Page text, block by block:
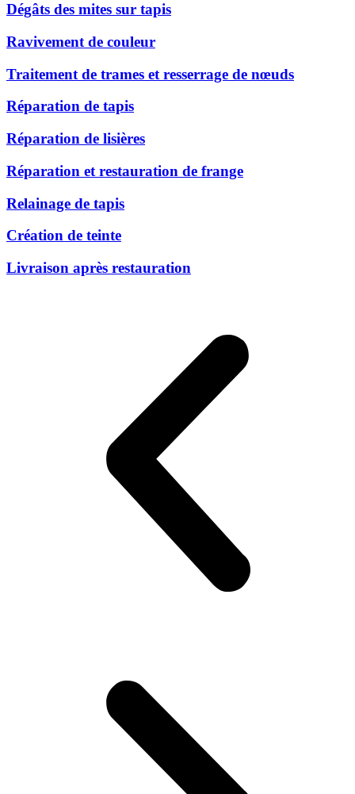
Dégâts des mites sur tapis
Ravivement de couleur
Traitement de trames et resserrage de nœuds
Réparation de tapis
Réparation de lisières
Réparation et restauration de frange
Relainage de tapis
Création de teinte
Livraison après restauration